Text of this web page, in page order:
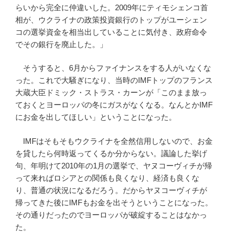
らいから完全に仲違いした。2009年にティモシェンコ首
相が、ウクライナの政策投資銀行のトップがユーシェン
コの選挙資金を相当出していることに気付き、政府命令
でその銀行を廃止した。」
そうすると、6月からファイナンスをする人がいなくな
った。これで大騒ぎになり、当時のIMFトップのフランス
大蔵大臣ドミック・ストラス・カーンが「このまま放っ
ておくとヨーロッパの冬にガスがなくなる。なんとかIMF
にお金を出してほしい」ということになった。
IMFはそもそもウクライナを全然信用しないので、お金
を貸したら何時返ってくるか分からない。議論した挙げ
句、年明けて2010年の1月の選挙で、ヤヌコーヴィチが帰
って来ればロシアとの関係も良くなり、経済も良くな
り、普通の状況になるだろう。だからヤヌコーヴィチが
帰ってきた後にIMFもお金を出そうということになった。
その通りだったのでヨーロッパが破綻することはなかっ
た。